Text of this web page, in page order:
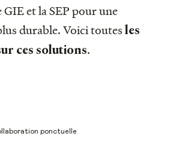
et la SEP pour une
durable. Voici toutes les
ces solutions.
ponctuelle